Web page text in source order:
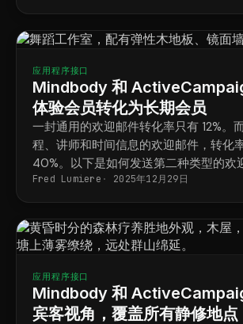
应用程序接口
Mindbody 和
体验会员转化为长期会员
一封通用的欢迎邮件转化率只有 12%。
程、讲师和时间信息的欢迎邮件，转化
40%。以下是如何发送第二种类型的欢
Fred Lumiere 2025年12月29日
应用程序接口
Mindbody 和
宾客视角，覆盖所有静修地点